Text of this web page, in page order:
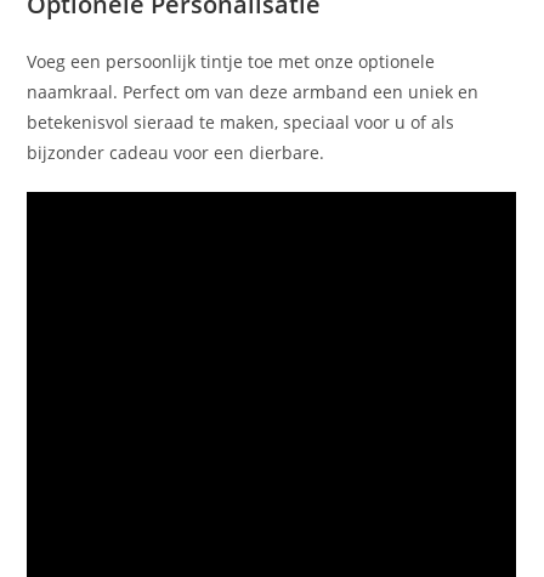
Voeg een persoonlijk tintje toe met onze optionele
naamkraal. Perfect om van deze armband een uniek en
betekenisvol sieraad te maken, speciaal voor u of als
bijzonder cadeau voor een dierbare.